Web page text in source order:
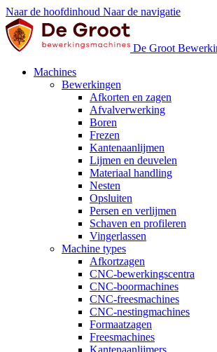
Naar de hoofdinhoud Naar de navigatie
De Groot
Machines
Bewerkingen
Afkorten en zagen
Afvalverwerking
Boren
Frezen
Kantenaanlijmen
Lijmen en deuvelen
Materiaal handling
Nesten
Opsluiten
Persen en verlijmen
Schaven en profileren
Vingerlassen
Machine types
Afkortzagen
CNC-bewerkingscentra
CNC-boormachines
CNC-freesmachines
CNC-nestingmachines
Formaatzagen
Freesmachines
Kantenaanlijmers